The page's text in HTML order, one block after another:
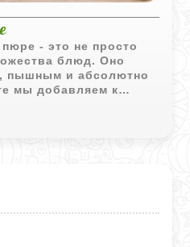
- это не просто
блюд. Оно
пышным и абсолютно
мы добавляем к
колорита в
которые делают
со вкусом, можно
как основу для